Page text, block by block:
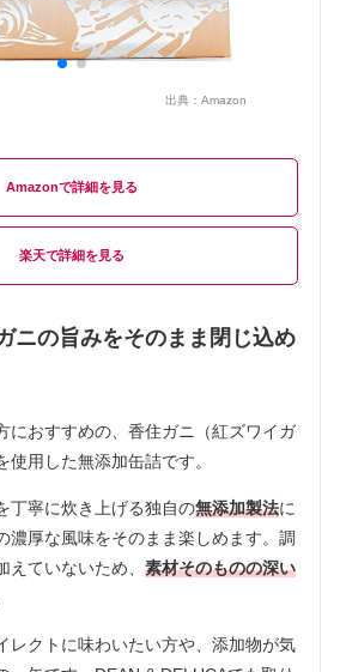
出典： Amazon
Amazon
楽天
ニの旨みをそのまま閉じ込め
におすすめの、香住ガニ（紅ズワイガ
使用した無添加缶詰です。
丁寧に炊き上げる独自の無添加製法に
濃厚な風味をそのまま楽しめます。調
ていないため、 素材そのものの深い
レクトに味わいたい方や、添加物が気